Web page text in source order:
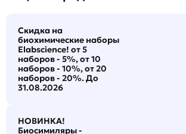
Скидка на
биохимические наборы
Elabscience! от 5
наборов - 5%, от 10
наборов - 10%, от 20
наборов - 20%. До
31.08.2026
НОВИНКА!
Биосимиляры -